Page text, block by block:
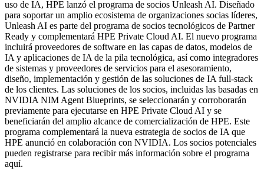
uso de IA, HPE lanzó el programa de socios Unleash AI. Diseñado
para soportar un amplio ecosistema de organizaciones socias líderes,
Unleash AI es parte del programa de socios tecnológicos de Partner
Ready y complementará HPE Private Cloud AI. El nuevo programa
incluirá proveedores de software en las capas de datos, modelos de
IA y aplicaciones de IA de la pila tecnológica, así como integradores
de sistemas y proveedores de servicios para el asesoramiento,
diseño, implementación y gestión de las soluciones de IA full-stack
de los clientes. Las soluciones de los socios, incluidas las basadas en
NVIDIA NIM Agent Blueprints, se seleccionarán y corroborarán
previamente para ejecutarse en HPE Private Cloud AI y se
beneficiarán del amplio alcance de comercialización de HPE. Este
programa complementará la nueva estrategia de socios de IA que
HPE anunció en colaboración con NVIDIA. Los socios potenciales
pueden registrarse para recibir más información sobre el programa
aquí.